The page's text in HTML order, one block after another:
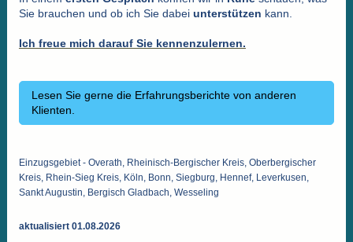
Sie brauchen und ob ich Sie dabei unterstützen kann.
Ich freue mich darauf Sie kennenzulernen.
Lesen Sie gerne die Erfahrungsberichte von anderen
Klienten.
Einzugsgebiet - Overath, Rheinisch-Bergischer Kreis, Oberbergischer
Kreis, Rhein-Sieg Kreis, Köln, Bonn, Siegburg, Hennef, Leverkusen,
Sankt Augustin, Bergisch Gladbach, Wesseling
aktualisiert 01.08.2026